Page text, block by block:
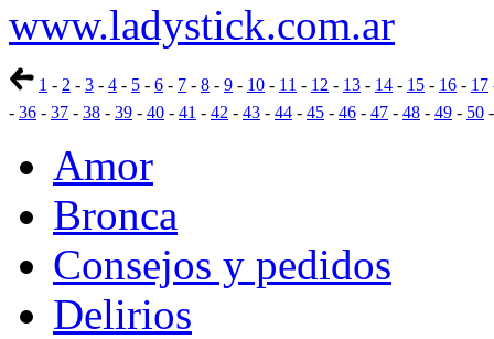
www.ladystick.com.ar
1 - 2 - 3 - 4 - 5 - 6 - 7 - 8 - 9 - 10 - 11 - 12 - 13 - 14 - 15 - 16 - 17
- 36 - 37 - 38 - 39 - 40 - 41 - 42 - 43 - 44 - 45 - 46 - 47 - 48 - 49 - 50
Amor
Bronca
Consejos y pedidos
Delirios